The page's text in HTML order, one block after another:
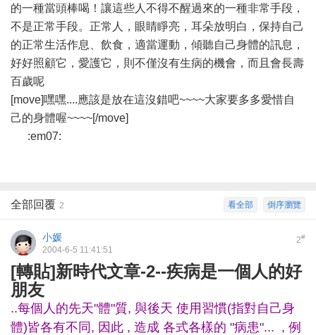
的一種當頭棒喝！讓這些人不得不醒過來的一種非常手段，
不是正常手段。正常人，眼睛睜亮，耳朵放明白，保持自己
的正常生活作息、飲食，適當運動，傾聽自己身體的訊息，
好好照顧它，愛護它，則不僅沒有生病的機會，而且會長壽
百歲呢
[move]嘿嘿....應該是放在這沒錯吧~~~~大家要多多愛惜自
己的身體喔~~~~[/move]
:em07:
倒序瀏覽
看全部
全部回覆 2
2#
小媛
2004-6-5 11:41:51
[轉貼]新時代文章-2--疾病是一個人的好
朋友
..每個人的先天"體"質, 與後天 使用習慣(指對自己身
體)皆各有不同, 因此 , 造成 各式各樣的 "病患"... , 例